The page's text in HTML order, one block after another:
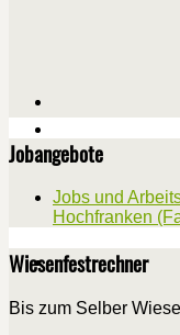
Jobangebote
Jobs und
Hochfranken
Wiesenfestrechner
Bis zum Selber